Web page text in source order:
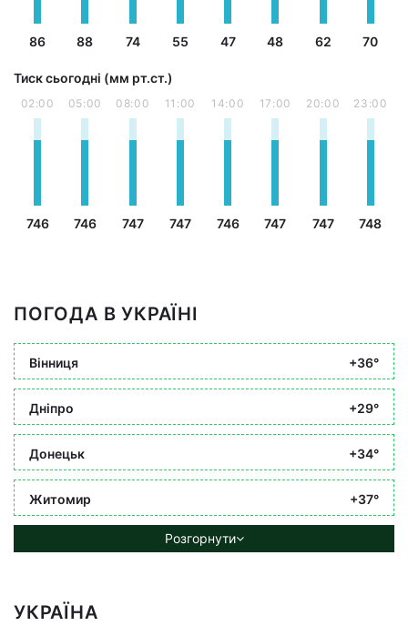
86 88 74 55 47 48 62 70
Тиск сьогодні (мм рт.ст.)
02:00
746
05:00
746
08:00
747
11:00
747
14:00
746
17:00
747
20:00
747
23:00
748
ПОГОДА В УКРАЇНІ
Вінниця +36°
Дніпро +29°
Донецьк +34°
Житомир +37°
Розгорнути
УКРАЇНА